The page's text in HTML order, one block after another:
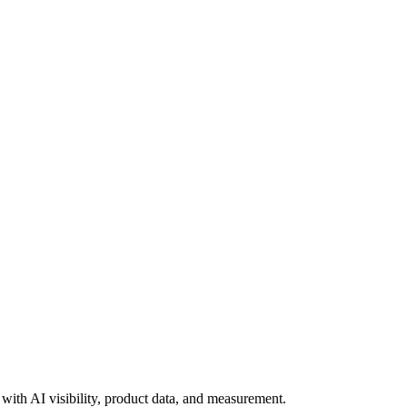
AI visibility, product data, and measurement.